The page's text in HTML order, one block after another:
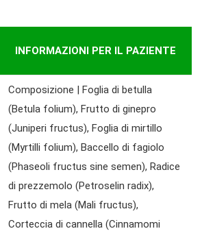
INFORMAZIONI PER IL PAZIENTE
Composizione | Foglia di betulla
(Betula folium), Frutto di ginepro
(Juniperi fructus), Foglia di mirtillo
(Myrtilli folium), Baccello di fagiolo
(Phaseoli fructus sine semen), Radice
di prezzemolo (Petroselin radix),
Frutto di mela (Mali fructus),
Corteccia di cannella (Cinnamomi